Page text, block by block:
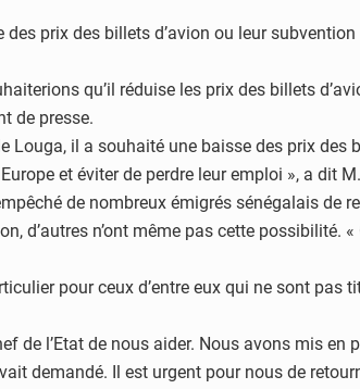
prix des billets d’avion ou leur
qu’il réduise les prix des billets
de presse.
il a souhaité une baisse des prix des
et éviter de perdre leur emploi », a dit
de nombreux émigrés sénégalais de
d’autres n’ont même pas cette possibilité.
pour ceux d’entre eux qui ne sont
de l’Etat de nous aider. Nous avons mis en
demandé. Il est urgent pour nous de